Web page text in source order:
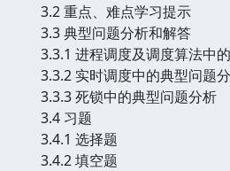
3.2 重点、难点学习提示
3.3 典型问题分析和解答
3.3.1 进程调度及调度算法中
3.3.2 实时调度中的典型问题
3.3.3 死锁中的典型问题分析
3.4 习题
3.4.1 选择题
3.4.2 填空题